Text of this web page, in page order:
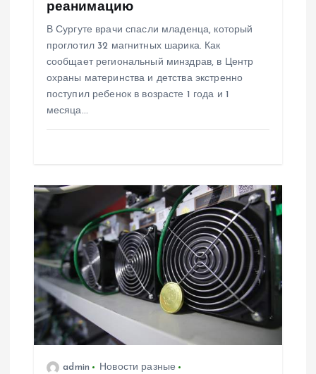
реанимацию
В Сургуте врачи спасли младенца, который
проглотил 32 магнитных шарика. Как
сообщает региональный минздрав, в Центр
охраны материнства и детства экстренно
поступил ребенок в возрасте 1 года и 1
месяца…
admin
Новости разные